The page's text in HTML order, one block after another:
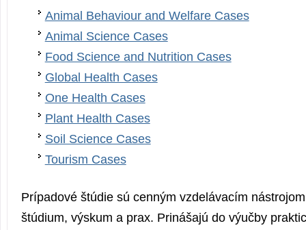
Animal Behaviour and Welfare Cases
Animal Science Cases
Food Science and Nutrition Cases
Global Health Cases
One Health Cases
Plant Health Cases
Soil Science Cases
Tourism Cases
Prípadové štúdie sú cenným vzdelávacím
štúdium, výskum a prax. Prinášajú do výučby